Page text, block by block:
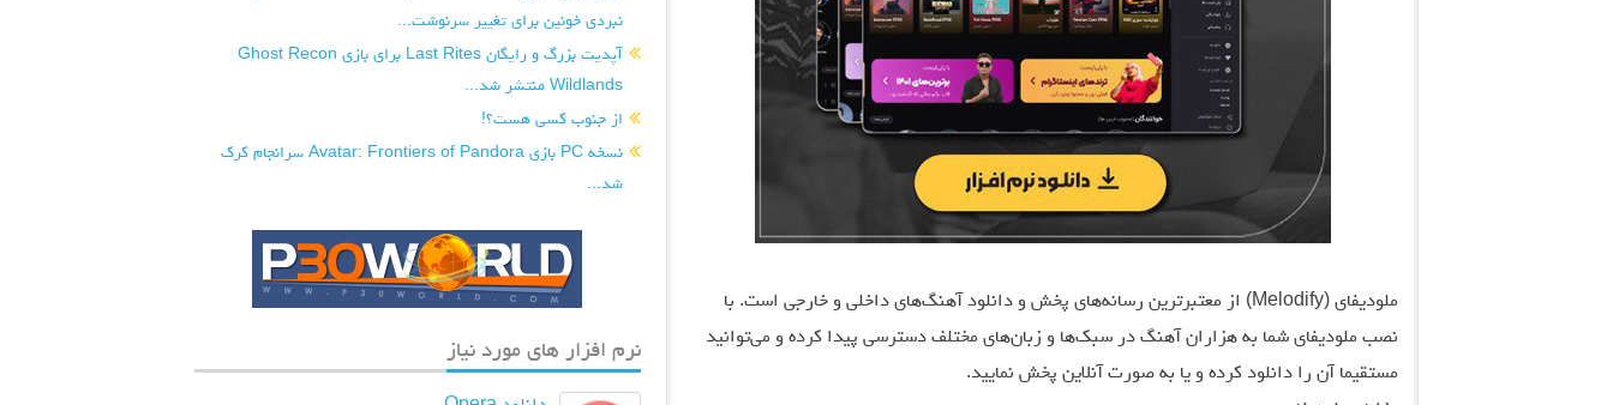
ملودیفای (Melodify) از معتبرترین رسانه‌های پخش و دانلود آهنگ‌های داخلی و خارجی است. با
نصب ملودیفای شما به هزاران آهنگ در سبک‌ها و زبان‌های مختلف دسترسی پیدا کرده و می‌توانید
مستقیما آن را دانلود کرده و یا به صورت آنلاین پخش نمایید.
نبردی خونین برای تغییر سرنوشت...
آپدیت بزرگ و رایگان Last Rites برای بازی Ghost Recon
Wildlands منتشر شد...
از جنوب کسی هست؟!
نسخه PC بازی Avatar: Frontiers of Pandora سرانجام کرک
شد...
نرم افزار های مورد نیاز